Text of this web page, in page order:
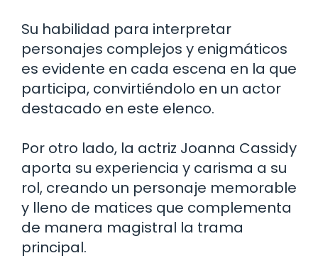
Su habilidad para interpretar
personajes complejos y enigmáticos
es evidente en cada escena en la que
participa, convirtiéndolo en un actor
destacado en este elenco.
Por otro lado, la actriz Joanna Cassidy
aporta su experiencia y carisma a su
rol, creando un personaje memorable
y lleno de matices que complementa
de manera magistral la trama
principal.